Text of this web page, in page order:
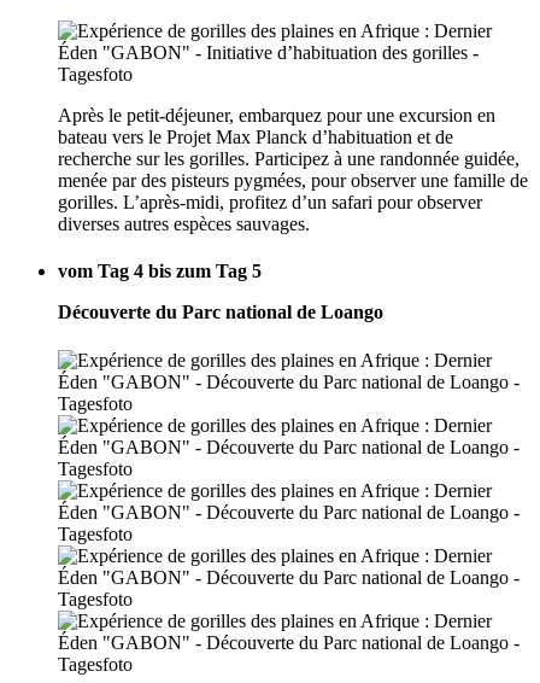
Après le petit-déjeuner, embarquez pour une excursion en
bateau vers le Projet Max Planck d’habituation et de
recherche sur les gorilles. Participez à une randonnée guidée,
menée par des pisteurs pygmées, pour observer une famille de
gorilles. L’après-midi, profitez d’un safari pour observer
diverses autres espèces sauvages.
vom Tag 4 bis zum Tag 5
Découverte du Parc national de Loango